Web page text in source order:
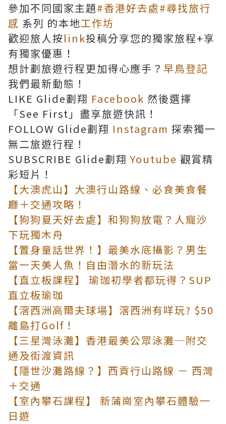
參加不同國家主題#香港好去處#尋找旅行
感 系列 的本地工作坊
歡迎旅人按link投稿分享您的獨家旅程+享
有獨家優惠！
想計劃旅遊行程更加得心應手？ 早鳥登記
我們最新動態！
LIKE Glide劃翔 Facebook 然後選擇
「See First」盡享旅遊快訊！
FOLLOW Glide劃翔 Instagram 探索獨一
無二旅遊行程！
SUBSCRIBE Glide劃翔Youtube 觀賞精
彩短片！
【大澳虎山】大澳行山路線、必食美食餐
廳＋交通攻略！
【狗狗夏天好去處】和狗狗放電？人寵沙
下玩獨木舟
【置身童話世界！】最美水底攝影？男生
當一天美人魚！自由潛水的新玩法
【直立板課程】 瑜珈初學者都玩得？SUP
直立板瑜珈
【滘西洲高爾夫球場】滘西洲有咩玩? $50
離島打Golf！
【三星灣泳灘】香港最美公眾泳灘─附交
通及街渡資訊
【隱世沙灘路線？】西貢行山路線 － 西灣
＋交通
【室內攀石課程】 新蒲崗室內攀石體驗一
日遊